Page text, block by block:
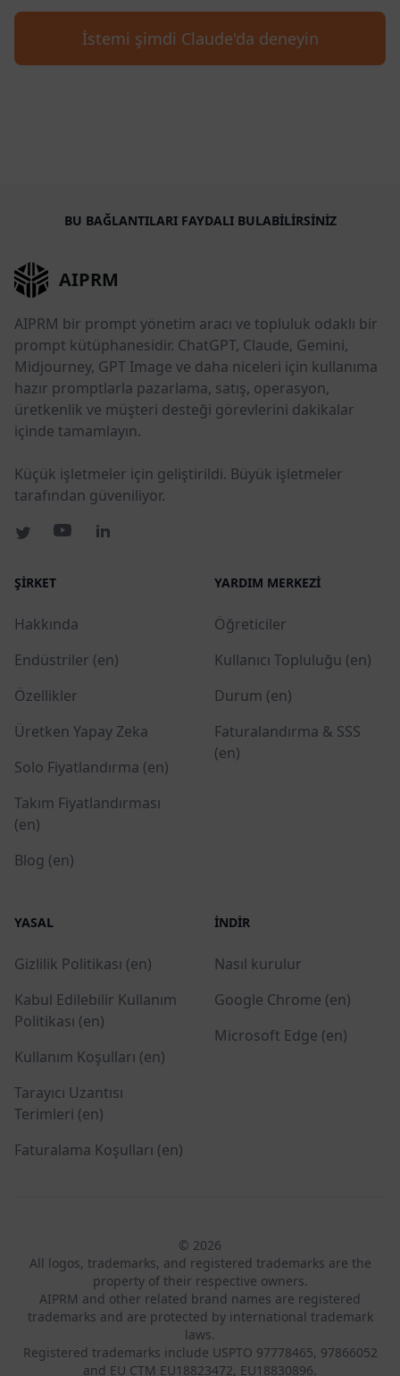
İstemi şimdi Claude'da deneyin
BU BAĞLANTILARI FAYDALI BULABILIRSINIZ
AIPRM
AIPRM bir prompt yönetim aracı ve topluluk odaklı bir
prompt kütüphanesidir. ChatGPT, Claude, Gemini,
Midjourney, GPT Image ve daha niceleri için kullanıma
hazır promptlarla pazarlama, satış, operasyon,
üretkenlik ve müşteri desteği görevlerini dakikalar
içinde tamamlayın.
Küçük işletmeler için geliştirildi. Büyük işletmeler
tarafından güveniliyor.
ŞIRKET
Hakkında
Endüstriler (en)
Özellikler
Üretken Yapay Zeka
Solo Fiyatlandırma (en)
Takım Fiyatlandırması
(en)
Blog (en)
YARDIM MERKEZI
Öğreticiler
Kullanıcı Topluluğu (en)
Durum (en)
Faturalandırma & SSS
(en)
YASAL
Gizlilik Politikası (en)
Kabul Edilebilir Kullanım
Politikası (en)
Kullanım Koşulları (en)
Tarayıcı Uzantısı
Terimleri (en)
Faturalama Koşulları (en)
İNDIR
Nasıl kurulur
Google Chrome (en)
Microsoft Edge (en)
© 2026
All logos, trademarks, and registered trademarks are the
property of their respective owners.
AIPRM and other related brand names are registered
trademarks and are protected by international trademark
laws.
Registered trademarks include USPTO 97778465, 97866052
and EU CTM EU18823472, EU18830896.